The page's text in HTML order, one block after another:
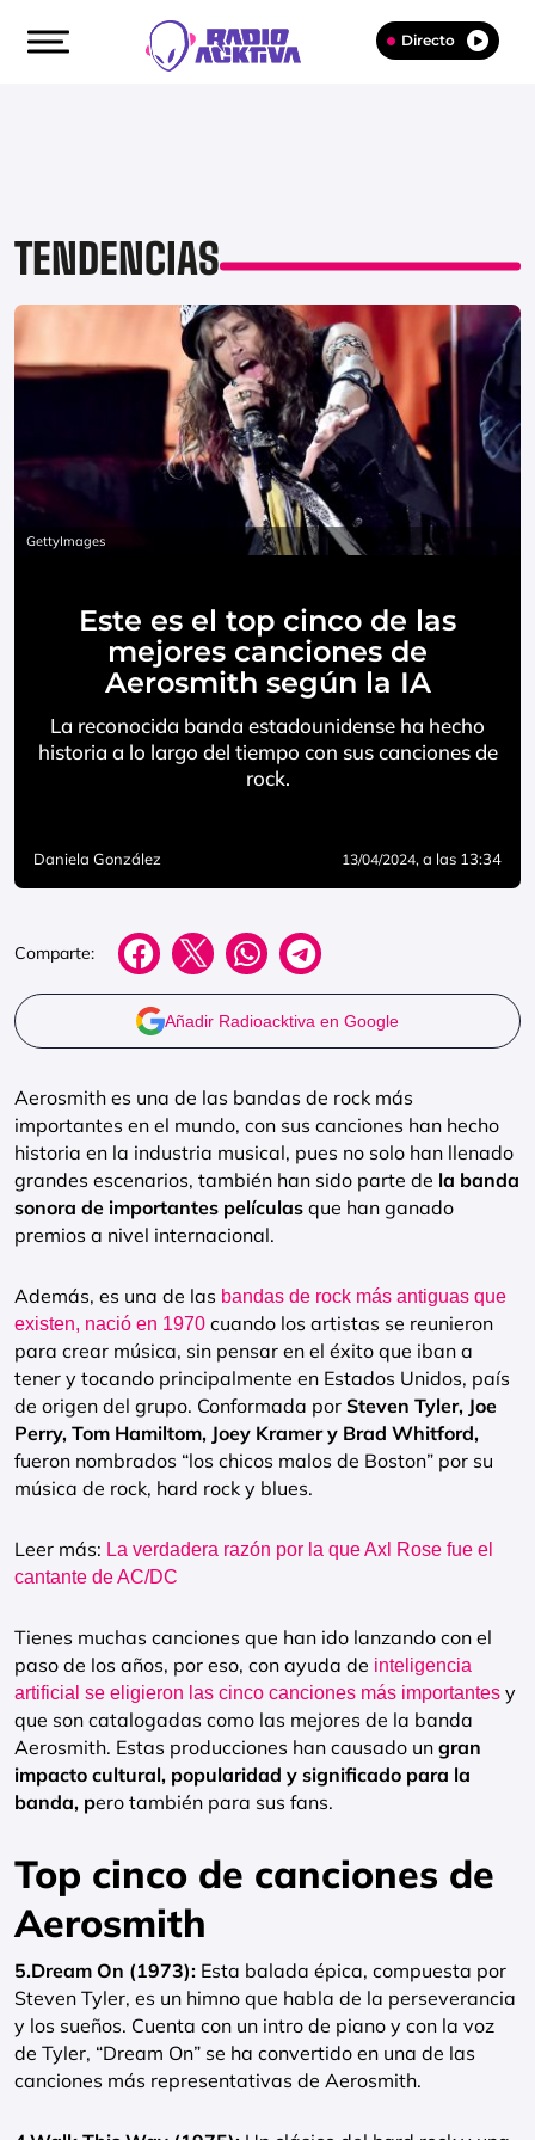
Directo
TENDENCIAS
GettyImages
Este es el top cinco de las
mejores canciones de
Aerosmith según la IA
La reconocida banda estadounidense ha hecho
historia a lo largo del tiempo con sus canciones de
rock.
Daniela González 13/04/2024, a las 13:34
Comparte:
Añadir Radioacktiva en Google
Aerosmith es una de las bandas de rock más
importantes en el mundo, con sus canciones han hecho
historia en la industria musical, pues no solo han llenado
grandes escenarios, también han sido parte de la banda
sonora de importantes películas que han ganado
premios a nivel internacional.
Además, es una de las bandas de rock más antiguas que
existen, nació en 1970 cuando los artistas se reunieron
para crear música, sin pensar en el éxito que iban a
tener y tocando principalmente en Estados Unidos, país
de origen del grupo. Conformada por Steven Tyler, Joe
Perry, Tom Hamiltom, Joey Kramer y Brad Whitford,
fueron nombrados “los chicos malos de Boston” por su
música de rock, hard rock y blues.
Leer más: La verdadera razón por la que Axl Rose fue el
cantante de AC/DC
Tienes muchas canciones que han ido lanzando con el
paso de los años, por eso, con ayuda de inteligencia
artificial se eligieron las cinco canciones más importantes y
que son catalogadas como las mejores de la banda
Aerosmith. Estas producciones han causado un gran
impacto cultural, popularidad y significado para la
banda, pero también para sus fans.
Top cinco de canciones de
Aerosmith
5.Dream On (1973): Esta balada épica, compuesta por
Steven Tyler, es un himno que habla de la perseverancia
y los sueños. Cuenta con un intro de piano y con la voz
de Tyler, “Dream On” se ha convertido en una de las
canciones más representativas de Aerosmith.